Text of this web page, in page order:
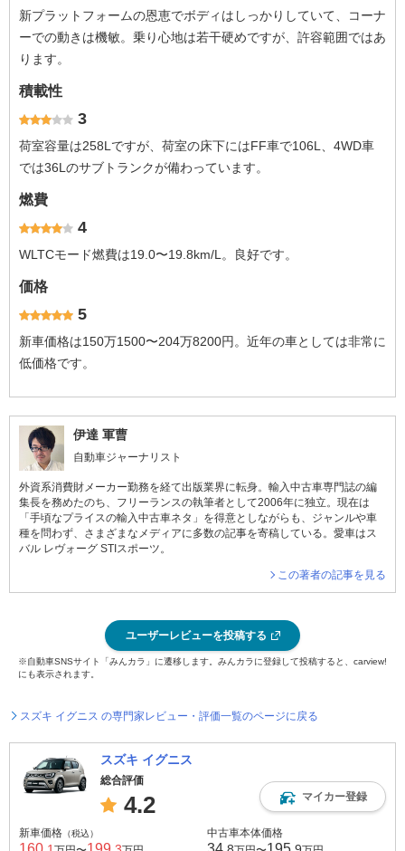
新プラットフォームの恩恵でボディはしっかりしていて、コーナ
ーでの動きは機敏。乗り心地は若干硬めですが、許容範囲ではあ
ります。
積載性
3
荷室容量は258Lですが、荷室の床下にはFF車で106L、4WD車
では36Lのサブトランクが備わっています。
燃費
4
WLTCモード燃費は19.0〜19.8km/L。良好です。
価格
5
新車価格は150万1500〜204万8200円。近年の車としては非常に
低価格です。
伊達 軍曹
自動車ジャーナリスト
外資系消費財メーカー勤務を経て出版業界に転身。輸入中古車専門誌の編
集長を務めたのち、フリーランスの執筆者として2006年に独立。現在は
「手頃なプライスの輸入中古車ネタ」を得意としながらも、ジャンルや車
種を問わず、さまざまなメディアに多数の記事を寄稿している。愛車はス
バル レヴォーグ STIスポーツ。
この著者の記事を見る
ユーザーレビューを投稿する
※自動車SNSサイト「みんカラ」に遷移します。みんカラに登録して投稿すると、carview!
にも表示されます。
スズキ イグニス の専門家レビュー・評価一覧のページに戻る
スズキ イグニス
総合評価
4.2 マイカー登録
新車価格 （税込） 中古車本体価格